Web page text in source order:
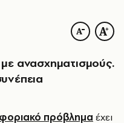
ανασχηματισμούς.
πρόβλημα έχει